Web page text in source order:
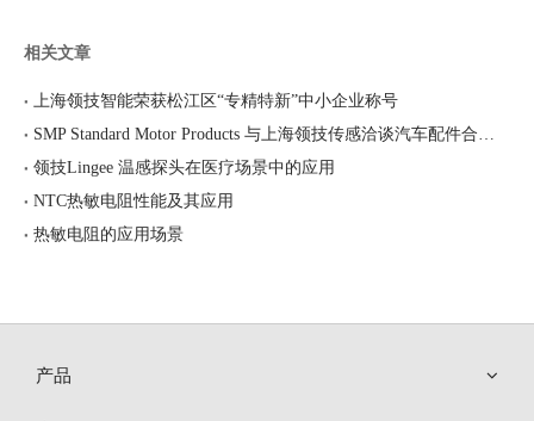
相关文章
上海领技智能荣获松江区“专精特新”中小企业称号
领技Lingee 温感探头在医疗场景中的应用
NTC热敏电阻性能及其应用
热敏电阻的应用场景
产品